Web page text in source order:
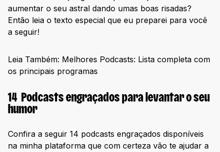
aumentar o seu astral dando umas boas risadas?
Então leia o texto especial que eu preparei para você
a seguir!
Leia Também: Melhores Podcasts: Lista completa com
os principais programas
14 Podcasts engraçados para levantar o seu
humor
Confira a seguir 14 podcasts engraçados disponíveis
na minha plataforma que com certeza vão te ajudar a